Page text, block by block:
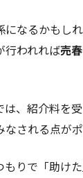
なるかもし
行われれば売春
は、紹介料を
なされる点が
もりで「助け